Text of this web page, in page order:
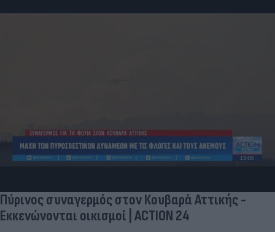
Πύρινος συναγερμός στον Κουβαρά Αττικής -
Εκκενώνονται οικισμοί | ACTION 24